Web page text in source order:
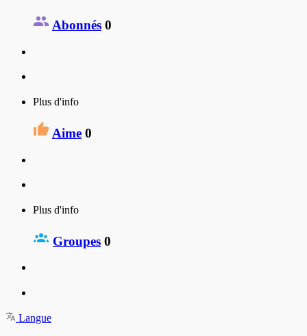
Abonnés 0
Plus d'info
Aime 0
Plus d'info
Groupes 0
Langue